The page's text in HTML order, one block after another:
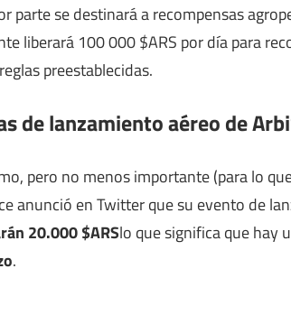
parte se destinará a recompensas
liberará 100 000 $ARS por día para
preestablecidas.
de lanzamiento aéreo de
pero no menos importante (para lo
anunció en Twitter que su evento de
20.000 $ARSlo que significa que hay
.